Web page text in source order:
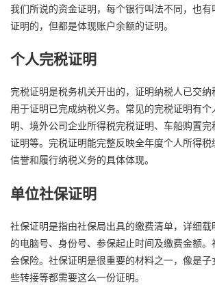
我们所说的资金证明，每个银行叫法不同，也
证明的，但都是体现账户余额的证明。
个人完税证明
完税证明是税务机关开出的，证明纳税人已交纳
用于证明已完成纳税义务。常见的完税证明有
明、境外公司企业所得税完税证明、车船购置
证明等。完税证明能完整反映全年度个人所得
信誉和履行纳税义务的具体体现。
单位社保证明
社保证明是指由社保局出具的缴费清单，详细
的电脑号、身份号、参保起止时间及缴费金额
会保险。社保证明是很重要的材料之一，像是
些转接等都需要这么一份证明。